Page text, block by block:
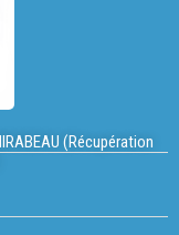
(Récupération